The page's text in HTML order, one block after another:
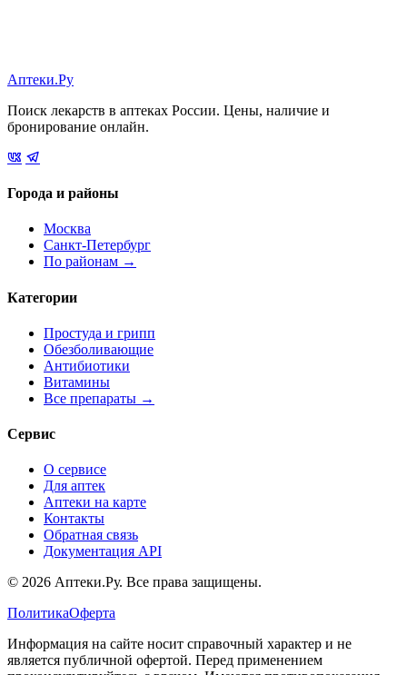
Аптеки.Ру
Поиск лекарств в аптеках России. Цены, наличие и
бронирование онлайн.
Города и районы
Москва
Санкт-Петербург
По районам →
Категории
Простуда и грипп
Обезболивающие
Антибиотики
Витамины
Все препараты →
Сервис
О сервисе
Для аптек
Аптеки на карте
Контакты
Обратная связь
Документация API
© 2026 Аптеки.Ру. Все права защищены.
ПолитикаОферта
Информация на сайте носит справочный характер и не
является публичной офертой. Перед применением